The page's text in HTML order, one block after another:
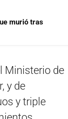
murió tras
Ministerio de
y de
y triple